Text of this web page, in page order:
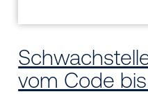
vom Code